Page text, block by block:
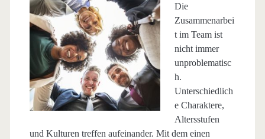
Die
Zusammenarbei
t im Team ist
nicht immer
unproblematisc
h.
Unterschiedlich
e Charaktere,
Altersstufen
und Kulturen treffen aufeinander. Mit dem einen